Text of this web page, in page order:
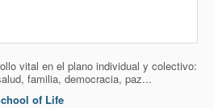
vital en el plano individual y colectivo:
familia, democracia, paz...
of Life